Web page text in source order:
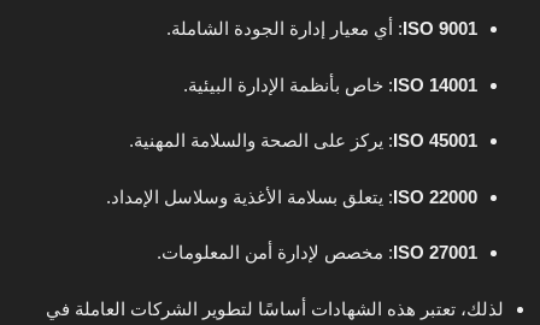
ISO 9001: أي معيار إدارة الجودة الشاملة.
ISO 14001: خاص بأنظمة الإدارة البيئية.
ISO 45001: يركز على الصحة والسلامة المهنية.
ISO 22000: يتعلق بسلامة الأغذية وسلاسل الإمداد.
ISO 27001: مخصص لإدارة أمن المعلومات.
لذلك، تعتبر هذه الشهادات أساسًا لتطوير الشركات العاملة في